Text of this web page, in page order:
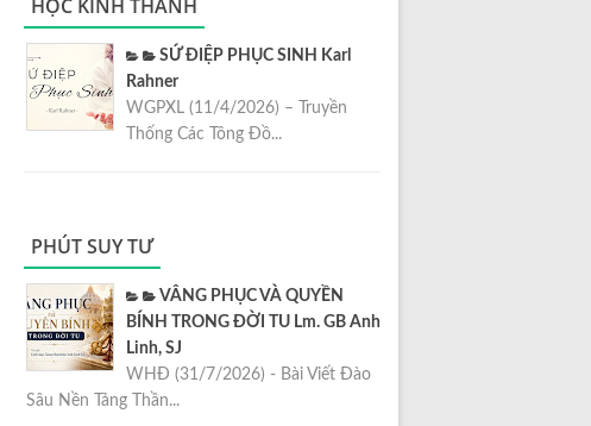
HỌC KINH THÁNH
SỨ ĐIỆP PHỤC SINH Karl
Rahner
WGPXL (11/4/2026) – Truyền
Thống Các Tông Đồ...
PHÚT SUY TƯ
VÂNG PHỤC VÀ QUYỀN
BÍNH TRONG ĐỜI TU Lm. GB Anh
Linh, SJ
WHĐ (31/7/2026) - Bài Viết Đào
Sâu Nền Tảng Thần...